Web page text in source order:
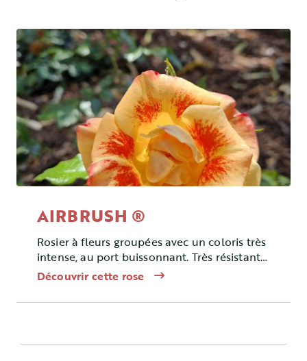
AIRBRUSH ®
Rosier à fleurs groupées avec un coloris très
intense, au port buissonnant. Très résistant
aux maladies.
Découvrir cette rose